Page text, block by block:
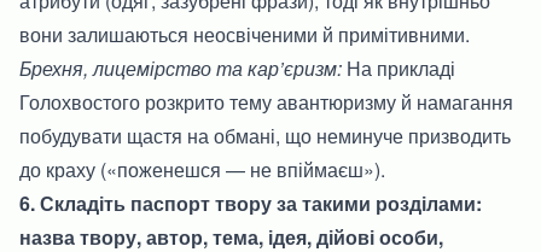
вони залишаються неосвіченими й примітивними.
Брехня, лицемірство та кар’єризм: На прикладі
Голохвостого розкрито тему авантюризму й намагання
побудувати щастя на обмані, що неминуче призводить
до краху («поженешся — не впіймаєш»).
6. Складіть паспорт твору за такими розділами:
назва твору, автор, тема, ідея, дійові особи,